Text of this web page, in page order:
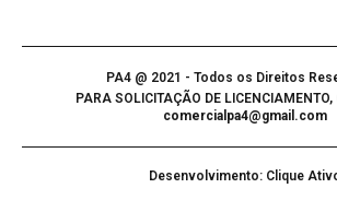
PA4 @ 2021 - Todos os Direitos
PARA SOLICITAÇÃO DE LICENCIAMENTO,
comercialpa4@gmail.com
Desenvolvimento: Clique